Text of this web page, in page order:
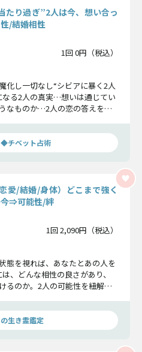
たり過ぎ”2人は今、想い合っ
/結婚相性
1回 0円（税込）
化し一切なし“シビアに暴く2人
なる2人の真実…想いは通じてい
なものか…2人の恋の答えをお
◆チベット占術
愛/結婚/身体）どこまで強く
⇒可能性/絆
1回 2,090円（税込）
態を視れば、あなたとあの人を
、どんな相性の良さがあり、
るのか。2人の可能性を紐解き
生き霊鑑定